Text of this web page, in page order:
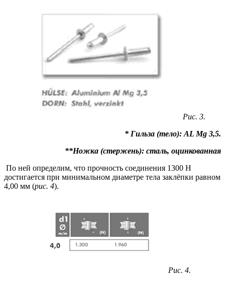
Рис. 3.
* Гильза (тело): AL Mg 3,5.
**Ножка (стержень): сталь, оцинкованная
По ней определим, что прочность соединения 1300 Н
достигается при минимальном диаметре тела заклёпки равном
4,00 мм (рис. 4).
Рис. 4.